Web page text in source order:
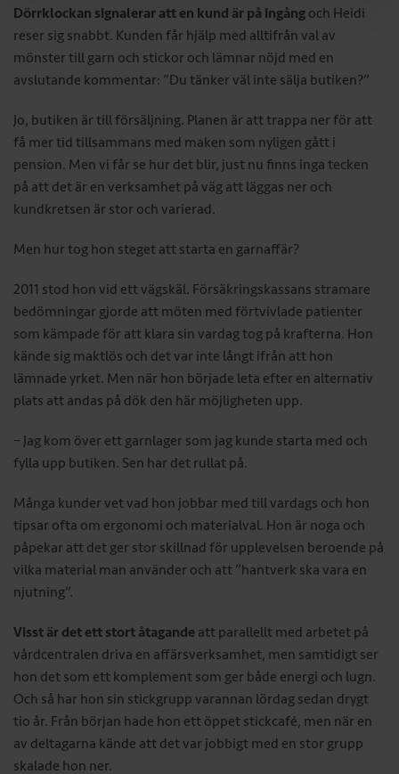
Dörrklockan signalerar att en kund är på ingång och Heidi
reser sig snabbt. Kunden får hjälp med alltifrån val av
mönster till garn och stickor och lämnar nöjd med en
avslutande kommentar: ”Du tänker väl inte sälja butiken?”
Jo, butiken är till försäljning. Planen är att trappa ner för att
få mer tid tillsammans med maken som nyligen gått i
pension. Men vi får se hur det blir, just nu finns inga tecken
på att det är en verksamhet på väg att läggas ner och
kundkretsen är stor och varierad.
Men hur tog hon steget att starta en garnaffär?
2011 stod hon vid ett vägskäl. Försäkringskassans stramare
bedömningar gjorde att möten med förtvivlade patienter
som kämpade för att klara sin vardag tog på krafterna. Hon
kände sig maktlös och det var inte långt ifrån att hon
lämnade yrket. Men när hon började leta efter en alternativ
plats att andas på dök den här möjligheten upp.
– Jag kom över ett garnlager som jag kunde starta med och
fylla upp butiken. Sen har det rullat på.
Många kunder vet vad hon jobbar med till vardags och hon
tipsar ofta om ergonomi och materialval. Hon är noga och
påpekar att det ger stor skillnad för upplevelsen beroende på
vilka material man använder och att ”hantverk ska vara en
njutning”.
Visst är det ett stort åtagande att parallellt med arbetet på
vårdcentralen driva en affärsverksamhet, men samtidigt ser
hon det som ett komplement som ger både energi och lugn.
Och så har hon sin stickgrupp varannan lördag sedan drygt
tio år. Från början hade hon ett öppet stickcafé, men när en
av deltagarna kände att det var jobbigt med en stor grupp
skalade hon ner.